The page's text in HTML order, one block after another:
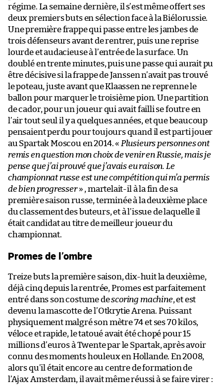
régime. La semaine dernière, il s’est même offert ses
deux premiers buts en sélection face à la Biélorussie.
Une première frappe qui passe entre les jambes de
trois défenseurs avant de rentrer, puis une reprise
lourde et audacieuse à l’entrée de la surface. Un
doublé en trente minutes, puis une passe qui aurait pu
être décisive si la frappe de Janssen n’avait pas trouvé
le poteau, juste avant que Klaassen ne reprenne le
ballon pour marquer le troisième pion. Une partition
de cador, pour un joueur qui avait failli se foutre en
l’air tout seul il y a quelques années, et que beaucoup
pensaient perdu pour toujours quand il est parti jouer
au Spartak Moscou en 2014. « Plusieurs personnes ont
remis en question mon choix de venir en Russie, mais je
pense que j’ai prouvé que j’avais eu raison. Le
championnat russe est une compétition qui m’a permis
de bien progresser» , martelait-il à la fin de sa
première saison russe, terminée à la deuxième place
du classement des buteurs, et à l’issue de laquelle il
était candidat au titre de meilleur joueur du
championnat.
Promes de l’ombre
Treize buts la première saison, dix-huit la deuxième,
déjà cinq depuis la rentrée, Promes est parfaitement
entré dans son costume descoring machine, et est
devenu la mascotte de l’Otkrytie Arena. Puissant
physiquement malgré son mètre 74 et ses 70 kilos,
véloce et rapide, le tatoué avait été chopé pour 15
millions d’euros à Twente par le Spartak, après avoir
connu des moments houleux en Hollande. En 2008,
alors qu’il était encore au centre de formation de
l’Ajax Amsterdam, il avait même réussi à se faire virer :